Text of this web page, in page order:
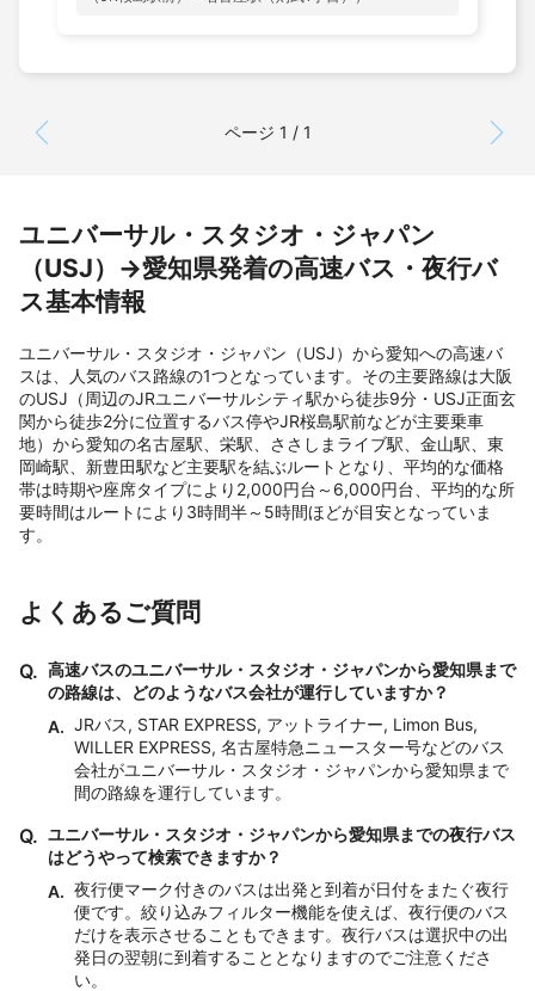
ページ 1 / 1
ユニバーサル・スタジオ・ジャパン
（USJ）→愛知県発着の高速バス・夜行バ
ス基本情報
ユニバーサル・スタジオ・ジャパン（USJ）から愛知への高速バ
スは、人気のバス路線の1つとなっています。その主要路線は大阪
のUSJ（周辺のJRユニバーサルシティ駅から徒歩9分・USJ正面玄
関から徒歩2分に位置するバス停やJR桜島駅前などが主要乗車
地）から愛知の名古屋駅、栄駅、ささしまライブ駅、金山駅、東
岡崎駅、新豊田駅など主要駅を結ぶルートとなり、平均的な価格
帯は時期や座席タイプにより2,000円台～6,000円台、平均的な所
要時間はルートにより3時間半～5時間ほどが目安となっていま
す。
よくあるご質問
Q. 高速バスのユニバーサル・スタジオ・ジャパンから愛知県まで
の路線は、どのようなバス会社が運行していますか？
A. JRバス, STAR EXPRESS, アットライナー, Limon Bus,
WILLER EXPRESS, 名古屋特急ニュースター号などのバス
会社がユニバーサル・スタジオ・ジャパンから愛知県まで
間の路線を運行しています。
Q. ユニバーサル・スタジオ・ジャパンから愛知県までの夜行バス
はどうやって検索できますか？
A. 夜行便マーク付きのバスは出発と到着が日付をまたぐ夜行
便です。絞り込みフィルター機能を使えば、夜行便のバス
だけを表示させることもできます。夜行バスは選択中の出
発日の翌朝に到着することとなりますのでご注意くださ
い。